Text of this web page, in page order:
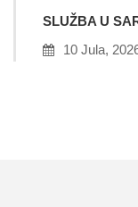
SLUŽBA U
10 Jula,